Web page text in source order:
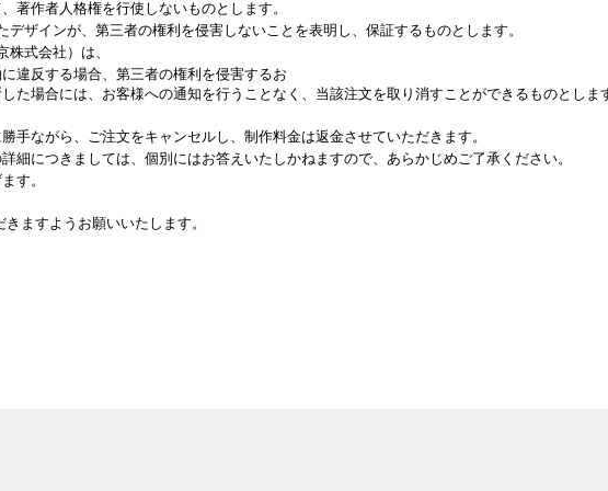
著作者人格権を行使しないものとします。
ザインが、第三者の権利を侵害しないことを表明し、保証するものとします。
式会社）は、
違反する場合、第三者の権利を侵害するお
た場合には、お客様への通知を行うことなく、当該注文を取り消すことができるものとしま
手ながら、ご注文をキャンセルし、制作料金は返金させていただきます。
細につきましては、個別にはお答えいたしかねますので、あらかじめご了承ください。
す。
ますようお願いいたします。